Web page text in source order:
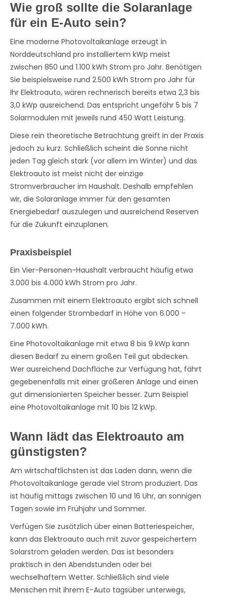
Wie groß sollte die Solaranlage
für ein E-Auto sein?
Eine moderne Photovoltaikanlage erzeugt in
Norddeutschland pro installiertem kWp meist
zwischen 850 und 1.100 kWh Strom pro Jahr. Benötigen
Sie beispielsweise rund 2.500 kWh Strom pro Jahr für
Ihr Elektroauto, wären rechnerisch bereits etwa 2,3 bis
3,0 kWp ausreichend. Das entspricht ungefähr 5 bis 7
Solarmodulen mit jeweils rund 450 Watt Leistung.
Diese rein theoretische Betrachtung greift in der Praxis
jedoch zu kurz. Schließlich scheint die Sonne nicht
jeden Tag gleich stark (vor allem im Winter) und das
Elektroauto ist meist nicht der einzige
Stromverbraucher im Haushalt. Deshalb empfehlen
wir, die Solaranlage immer für den gesamten
Energiebedarf auszulegen und ausreichend Reserven
für die Zukunft einzuplanen.
Praxisbeispiel
Ein Vier-Personen-Haushalt verbraucht häufig etwa
3.000 bis 4.000 kWh Strom pro Jahr.
Zusammen mit einem Elektroauto ergibt sich schnell
einen folgender Strombedarf in Höhe von 6.000 –
7.000 kWh.
Eine Photovoltaikanlage mit etwa 8 bis 9 kWp kann
diesen Bedarf zu einem großen Teil gut abdecken.
Wer ausreichend Dachfläche zur Verfügung hat, fährt
gegebenenfalls mit einer größeren Anlage und einen
gut dimensionierten Speicher besser. Zum Beispiel
eine Photovoltaikanlage mit 10 bis 12 kWp.
Wann lädt das Elektroauto am
günstigsten?
Am wirtschaftlichsten ist das Laden dann, wenn die
Photovoltaikanlage gerade viel Strom produziert. Das
ist häufig mittags zwischen 10 und 16 Uhr, an sonnigen
Tagen sowie im Frühjahr und Sommer.
Verfügen Sie zusätzlich über einen Batteriespeicher,
kann das Elektroauto auch mit zuvor gespeichertem
Solarstrom geladen werden. Das ist besonders
praktisch in den Abendstunden oder bei
wechselhaftem Wetter. Schließlich sind viele
Menschen mit ihrem E-Auto tagsüber unterwegs,